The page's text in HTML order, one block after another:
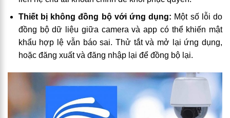
Thiết bị không đồng bộ với ứng dụng: Một số lỗi do
đồng bộ dữ liệu giữa camera và app có thể khiến mật
khẩu hợp lệ vẫn báo sai. Thử tắt và mở lại ứng dụng,
hoặc đăng xuất và đăng nhập lại để đồng bộ lại.